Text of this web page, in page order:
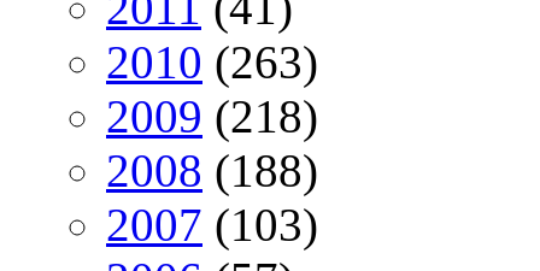
2010 (263)
2009 (218)
2008 (188)
2007 (103)